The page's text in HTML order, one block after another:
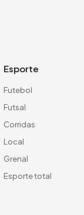
Esporte
Futebol
Futsal
Corridas
Local
Grenal
Esporte total